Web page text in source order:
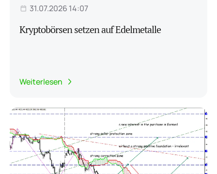
31.07.2026 14:07
Kryptobörsen setzen auf Edelmetalle
Weiterlesen